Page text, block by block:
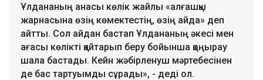
Ұлдананың анасы көлік жайлы «алғашқы
жарнасына өзің көмектестің, өзің айда» деп
айтты. Сол айдан бастап Ұлдананың әкесі мен
ағасы көлікті қайтарып беру бойынша қоңырау
шала бастады. Кейн жәбірленуш мәртебесінен
де бас тартуымды сұрады», - деді ол.